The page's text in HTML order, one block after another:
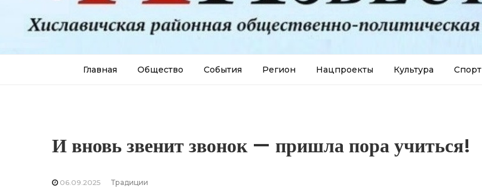
Главная Общество События Регион Нацпроекты Культура Спорт
И вновь звенит звонок — пришла пора учиться!
06.09.2025 Традиции